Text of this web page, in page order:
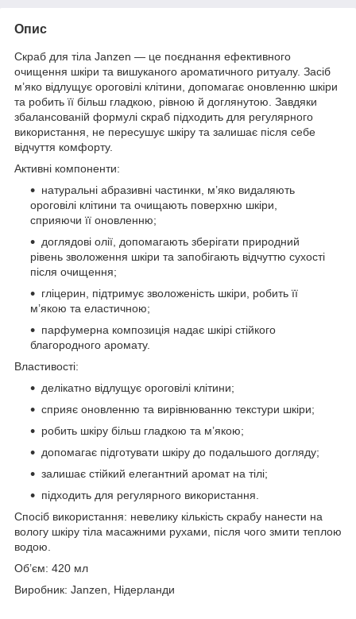
Опис
Скраб для тіла Janzen — це поєднання ефективного
очищення шкіри та вишуканого ароматичного ритуалу. Засіб
м’яко відлущує ороговілі клітини, допомагає оновленню шкіри
та робить її більш гладкою, рівною й доглянутою. Завдяки
збалансованій формулі скраб підходить для регулярного
використання, не пересушує шкіру та залишає після себе
відчуття комфорту.
Активні компоненти:
натуральні абразивні частинки, м’яко видаляють
ороговілі клітини та очищають поверхню шкіри,
сприяючи її оновленню;
доглядові олії, допомагають зберігати природний
рівень зволоження шкіри та запобігають відчуттю сухості
після очищення;
гліцерин, підтримує зволоженість шкіри, робить її
м’якою та еластичною;
парфумерна композиція надає шкірі стійкого
благородного аромату.
Властивості:
делікатно відлущує ороговілі клітини;
сприяє оновленню та вирівнюванню текстури шкіри;
робить шкіру більш гладкою та м’якою;
допомагає підготувати шкіру до подальшого догляду;
залишає стійкий елегантний аромат на тілі;
підходить для регулярного використання.
Спосіб використання: невелику кількість скрабу нанести на
вологу шкіру тіла масажними рухами, після чого змити теплою
водою.
Об’єм: 420 мл
Виробник: Janzen, Нідерланди